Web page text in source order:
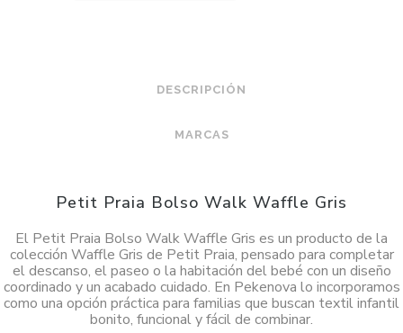
DESCRIPCIÓN
MARCAS
Petit Praia Bolso Walk Waffle Gris
El Petit Praia Bolso Walk Waffle Gris es un producto de la
colección Waffle Gris de Petit Praia, pensado para completar
el descanso, el paseo o la habitación del bebé con un diseño
coordinado y un acabado cuidado. En Pekenova lo incorporamos
como una opción práctica para familias que buscan textil infantil
bonito, funcional y fácil de combinar.